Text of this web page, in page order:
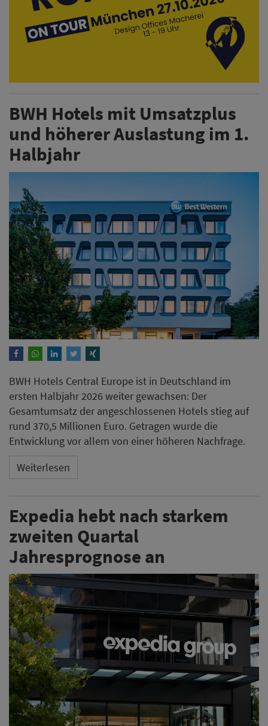
BWH Hotels mit Umsatzplus
und höherer Auslastung im 1.
Halbjahr
BWH Hotels Central Europe ist in Deutschland im
ersten Halbjahr 2026 weiter gewachsen: Der
Gesamtumsatz der angeschlossenen Hotels stieg auf
rund 370,5 Millionen Euro. Getragen wurde die
Entwicklung vor allem von einer höheren Nachfrage.
Weiterlesen
Expedia hebt nach starkem
zweiten Quartal
Jahresprognose an